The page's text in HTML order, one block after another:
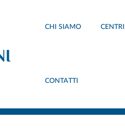
CHI SIAMO
CONTATTI